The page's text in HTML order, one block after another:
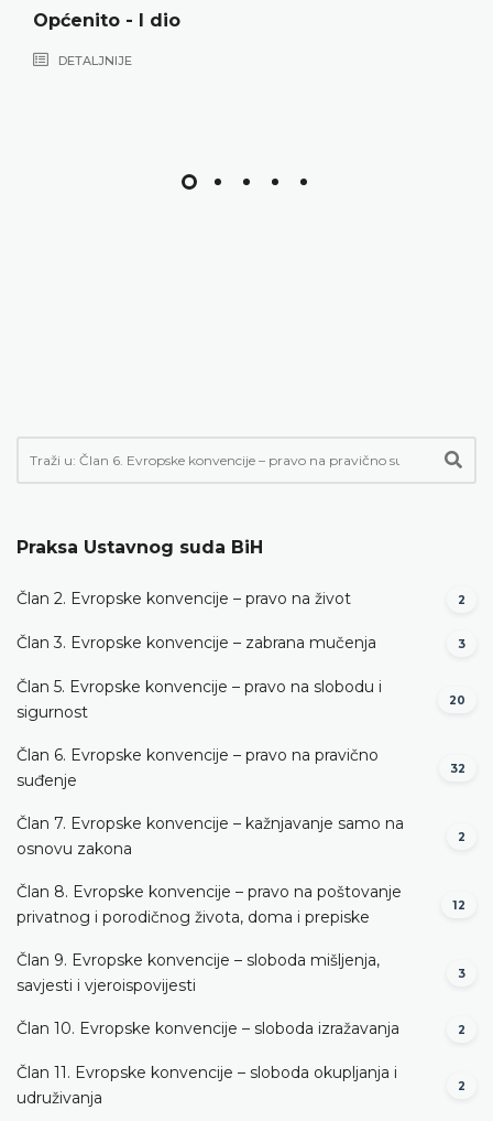
- I dio
Praksa Ustavnog suda BiH
Član 2. Evropske konvencije – pravo na život 2
Član 3. Evropske konvencije – zabrana mučenja 3
Član 5. Evropske konvencije – pravo na slobodu i
sigurnost
20
Član 6. Evropske konvencije – pravo na pravično
suđenje
32
Član 7. Evropske konvencije – kažnjavanje samo na
osnovu zakona
2
Član 8. Evropske konvencije – pravo na poštovanje
privatnog i porodičnog života, doma i prepiske
12
Član 9. Evropske konvencije – sloboda mišljenja,
savjesti i vjeroispovijesti
3
Član 10. Evropske konvencije – sloboda izražavanja 2
Član 11. Evropske konvencije – sloboda okupljanja i
udruživanja
2